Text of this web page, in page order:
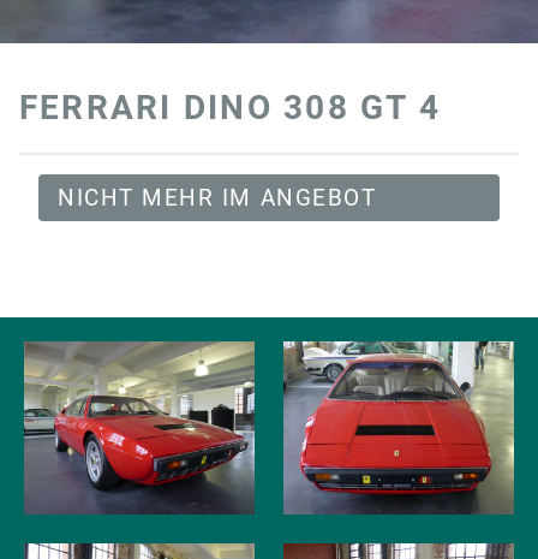
FERRARI DINO 308 GT 4
NICHT MEHR IM ANGEBOT